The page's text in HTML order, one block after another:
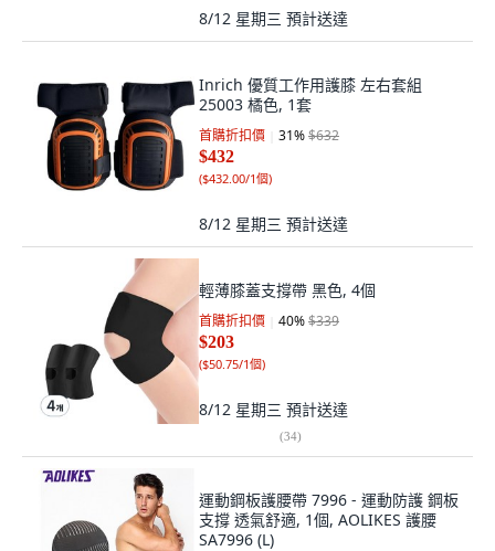
8/12 星期三 預計送達
Inrich 優質工作用護膝 左右套組
25003 橘色, 1套
首購折扣價 31%$632
$432
($432.00/1個)
8/12 星期三 預計送達
輕薄膝蓋支撐帶 黑色, 4個
首購折扣價 40%$339
$203
($50.75/1個)
8/12 星期三 預計送達
(34)
運動鋼板護腰帶 7996 - 運動防護 鋼板
支撐 透氣舒適, 1個, AOLIKES 護腰
SA7996 (L)